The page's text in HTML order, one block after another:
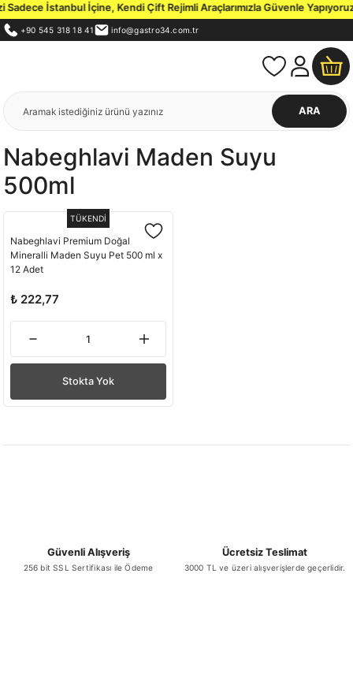
İstanbul İçine, Kendi Çift Rejimli Araçlarımızla Güvenle Yapıyoruz.
+90 545 318 18 41 info@gastro34.com.tr
ARA
Nabeghlavi Maden Suyu
500ml
TÜKENDİ
Nabeghlavi Premium Doğal
Mineralli Maden Suyu Pet 500 ml x
12 Adet
₺ 222,77
Stokta Yok
Güvenli Alışveriş
256 bit SSL Sertifikası ile Ödeme
Ücretsiz Teslimat
3000 TL ve üzeri alışverişlerde geçerlidir.